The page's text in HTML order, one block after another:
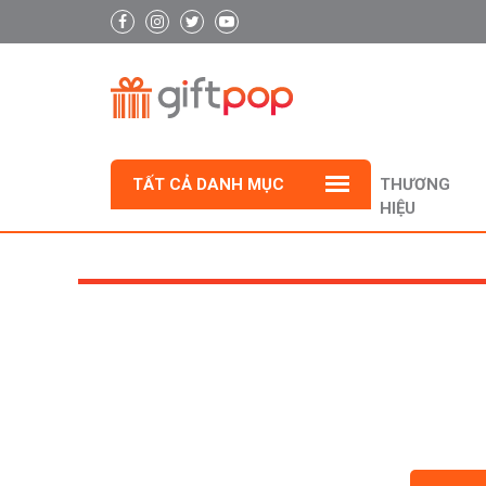
TẤT CẢ DANH MỤC
THƯƠNG
HIỆU